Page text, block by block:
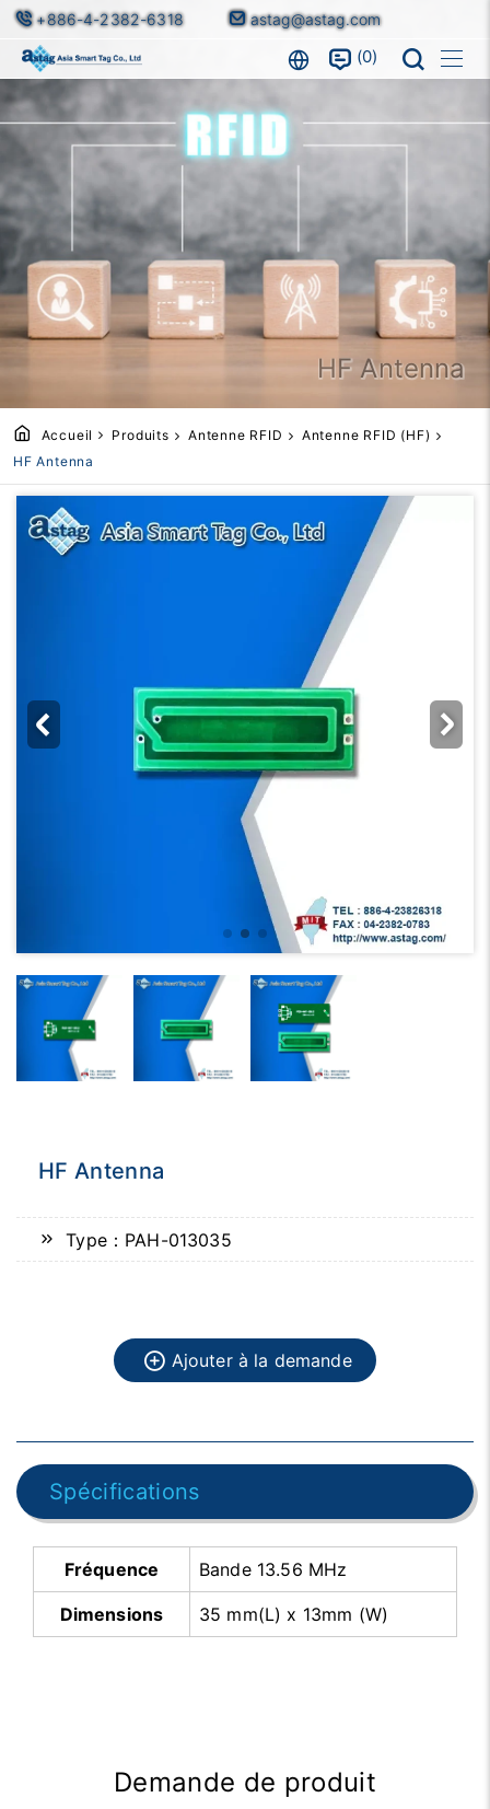
+886-4-2382-6318 astag@astag.com
0
HF Antenna
Accueil Produits Antenne RFID
Antenne RFID (HF)
HF Antenna
HF Antenna
Type：PAH-013035
Ajouter à la demande
Spécifications
Fréquence Bande 13.56 MHz
Dimensions 35 mm(L) x 13mm (W)
Demande de produit